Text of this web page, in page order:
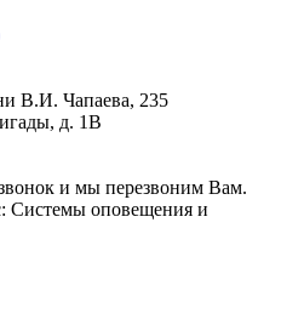
В.И. Чапаева, 235
д. 1В
и мы перезвоним Вам.
Системы оповещения и